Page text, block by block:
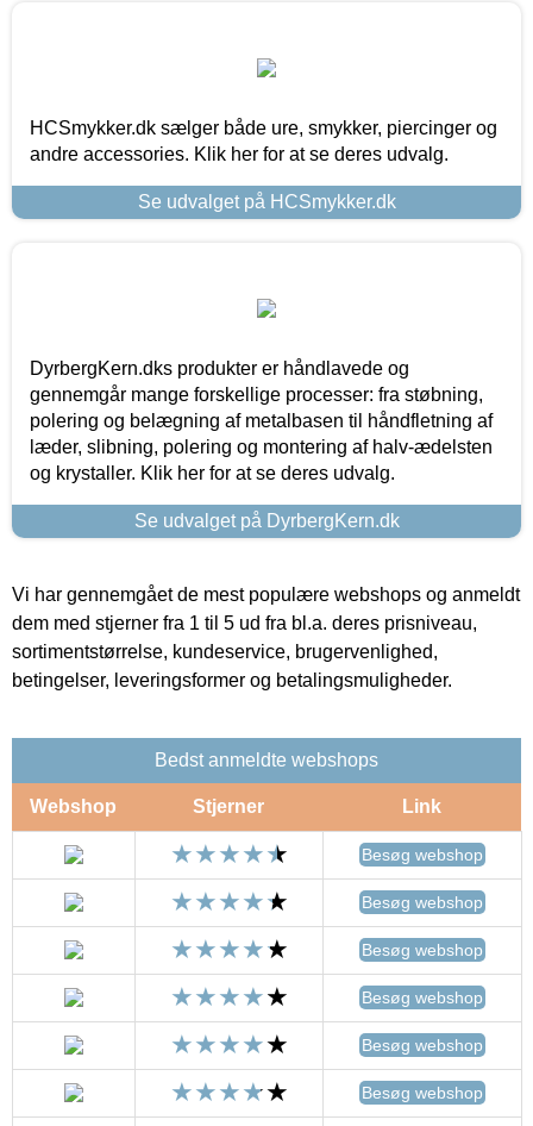
HCSmykker.dk sælger både ure, smykker, piercinger og
andre accessories. Klik her for at se deres udvalg.
Se udvalget på HCSmykker.dk
DyrbergKern.dks produkter er håndlavede og
gennemgår mange forskellige processer: fra støbning,
polering og belægning af metalbasen til håndfletning af
læder, slibning, polering og montering af halv-ædelsten
og krystaller. Klik her for at se deres udvalg.
Se udvalget på DyrbergKern.dk
Vi har gennemgået de mest populære webshops og anmeldt
dem med stjerner fra 1 til 5 ud fra bl.a. deres prisniveau,
sortimentstørrelse, kundeservice, brugervenlighed,
betingelser, leveringsformer og betalingsmuligheder.
Bedst anmeldte webshops
Webshop Stjerner Link
Besøg webshop
Besøg webshop
Besøg webshop
Besøg webshop
Besøg webshop
Besøg webshop